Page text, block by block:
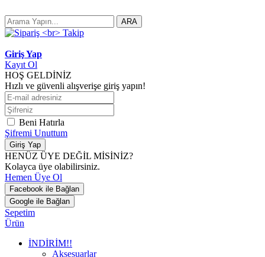
ARA
Giriş Yap
Kayıt Ol
HOŞ GELDİNİZ
Hızlı ve güvenli alışverişe giriş yapın!
Beni Hatırla
Şifremi Unuttum
Giriş Yap
HENÜZ ÜYE DEĞİL MİSİNİZ?
Kolayca üye olabilirsiniz.
Hemen Üye Ol
Facebook ile Bağlan
Google ile Bağlan
Sepetim
Ürün
İNDİRİM!!
Aksesuarlar